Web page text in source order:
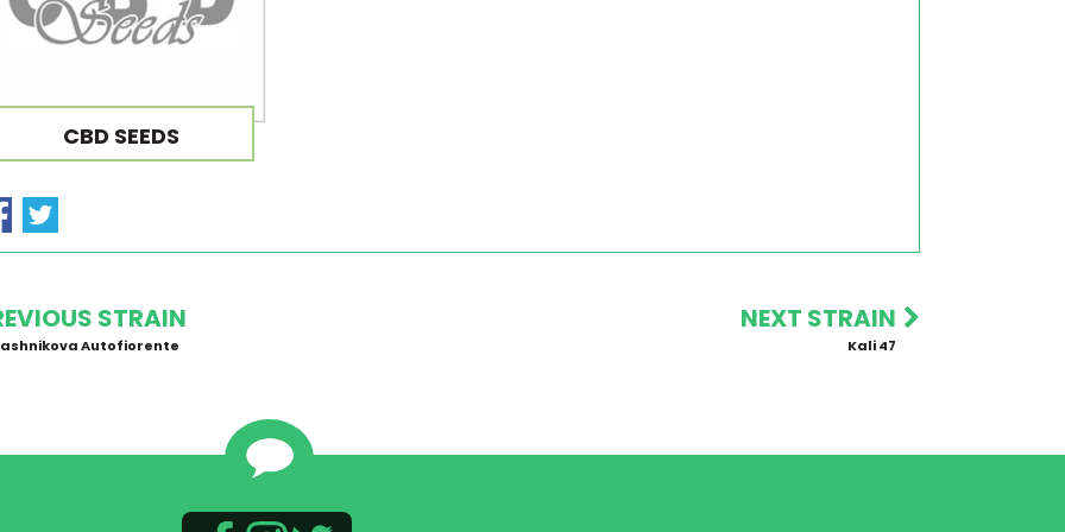
CBD SEEDS
STRAIN
Autofiorente
NEXT STRAIN
Kali 47